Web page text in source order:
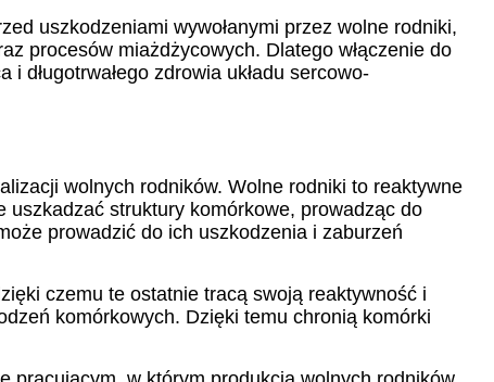
uszkodzeniami wywołanymi przez wolne rodniki,
procesów miażdżycowych. Dlatego włączenie do
długotrwałego zdrowia układu sercowo-
wolnych rodników. Wolne rodniki to reaktywne
struktury komórkowe, prowadząc do
prowadzić do ich uszkodzenia i zaburzeń
czemu te ostatnie tracą swoją reaktywność i
komórkowych. Dzięki temu chronią komórki